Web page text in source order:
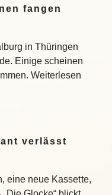
fangen
in Thüringen
Einige scheinen
Weiterlesen
verlässt
eine neue Kassette,